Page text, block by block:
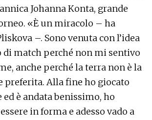
Johanna Konta, grande
«È un miracolo – ha
–. Sono venuta con l’idea
di match perché non mi sentivo
anche perché la terra non è la
preferita. Alla fine ho giocato
ed è andata benissimo, ho
in forma e adesso vado a